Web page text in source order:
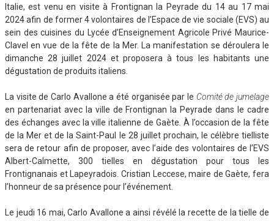
Italie, est venu en visite à Frontignan la Peyrade du 14 au 17 mai
2024 afin de former 4 volontaires de l’Espace de vie sociale (EVS) au
sein des cuisines du Lycée d’Enseignement Agricole Privé Maurice-
Clavel en vue de la fête de la Mer. La manifestation se déroulera le
dimanche 28 juillet 2024 et proposera à tous les habitants une
dégustation de produits italiens.
La visite de Carlo Avallone a été organisée par le Comité de jumelage
en partenariat avec la ville de Frontignan la Peyrade dans le cadre
des échanges avec la ville italienne de Gaète. À l’occasion de la fête
de la Mer et de la Saint-Paul le 28 juillet prochain, le célèbre tielliste
sera de retour afin de proposer, avec l’aide des volontaires de l’EVS
Albert-Calmette, 300 tielles en dégustation pour tous les
Frontignanais et Lapeyradois. Cristian Leccese, maire de Gaète, fera
l’honneur de sa présence pour l’événement.
Le jeudi 16 mai, Carlo Avallone a ainsi révélé la recette de la tielle de